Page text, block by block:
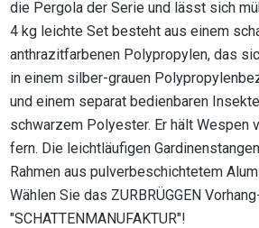
die Pergola der Serie und lässt sich
4 kg leichte Set besteht aus einem
anthrazitfarbenen Polypropylen, das
in einem silber-grauen
und einem separat bedienbaren
schwarzem Polyester. Er hält Wespen
fern. Die leichtläufigen
Rahmen aus pulverbeschichtetem
Wählen Sie das ZURBRÜGGEN
"SCHATTENMANUFAKTUR"!